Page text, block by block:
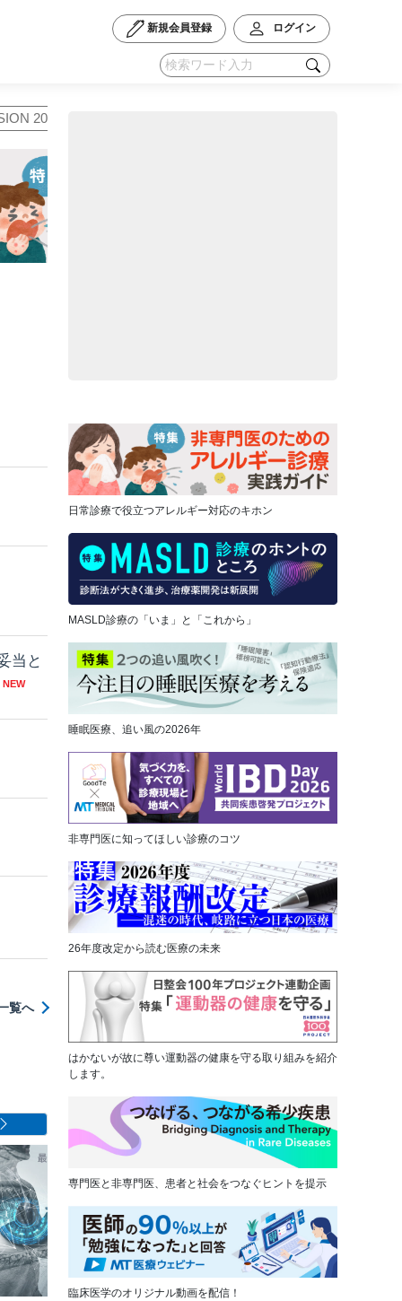
Tribune
新規会員登録 ログイン
2025
当と
NEW
覧へ
日常診療で役立つアレルギー対応のキホン
MASLD診療の「いま」と「これから」
睡眠医療、追い風の2026年
非専門医に知ってほしい診療のコツ
26年度改定から読む医療の未来
はかないが故に尊い運動器の健康を守る取り組みを紹介
します。
専門医と非専門医、患者と社会をつなぐヒントを提示
臨床医学のオリジナル動画を配信！